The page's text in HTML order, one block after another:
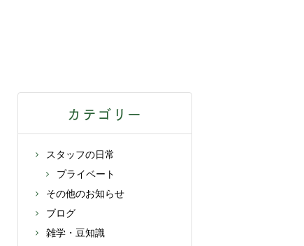
カテゴリー
スタッフの日常
プライベート
その他のお知らせ
ブログ
雑学・豆知識